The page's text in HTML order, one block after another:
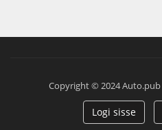
Copyright © 2024
Logi sisse